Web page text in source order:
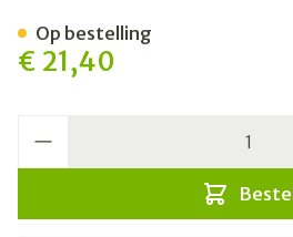
€ 21,40
Bestel
Op bestelling